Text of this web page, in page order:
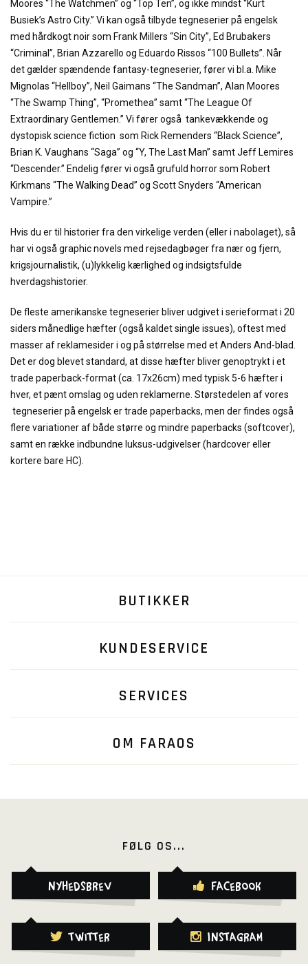
Moores “The Watchmen” og “Top Ten”, og ikke mindst “Kurt
Busiek’s Astro City.” Vi kan også tilbyde tegneserier på engelsk
med hårdkogt noir som Frank Millers “Sin City”, Ed Brubakers
“Criminal”, Brian Azzarello og Eduardo Rissos “100 Bullets”. Når
det gælder spændende fantasy-tegneserier, fører vi bl.a. Mike
Mignolas “Hellboy”, Neil Gaimans “The Sandman”, Alan Moores
“The Swamp Thing”, “Promethea” samt “The League Of
Extraordinary Gentlemen.” Vi fører også tankevækkende og
dystopisk science fiction som Rick Remenders “Black Science”,
Brian K. Vaughans “Saga” og “Y, The Last Man” samt Jeff Lemires
“Descender.” Endelig fører vi også grufuld horror som Robert
Kirkmans “The Walking Dead” og Scott Snyders “American
Vampire.”
Hvis du er til historier fra den virkelige verden (eller i nabolaget), så
har vi også graphic novels med rejsedagbøger fra nær og fjern,
krigsjournalistik, (u)lykkelig kærlighed og indsigtsfulde
hverdagshistorier.
De fleste amerikanske tegneserier bliver udgivet i serieformat i 20
siders månedlige hæfter (også kaldet single issues), oftest med
masser af reklamesider i og på størrelse med et Anders And-blad.
Det er dog blevet standard, at disse hæfter bliver genoptrykt i et
trade paperback-format (ca. 17x26cm) med typisk 5-6 hæfter i
hver, et pænt omslag og uden reklamerne. Størstedelen af vores
tegneserier på engelsk er trade paperbacks, men der findes også
flere variationer af både større og mindre paperbacks (softcover),
samt en række indbundne luksus-udgivelser (hardcover eller
kortere bare HC).
BUTIKKER
KUNDESERVICE
SERVICES
OM FARAOS
FØLG OS...
Nyhedsbrev Facebook
Twitter Instagram